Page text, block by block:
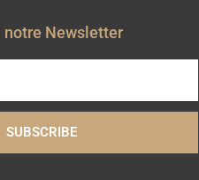
notre Newsletter
SUBSCRIBE